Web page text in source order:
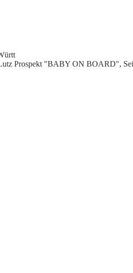
Prospekt "BABY ON BOARD",